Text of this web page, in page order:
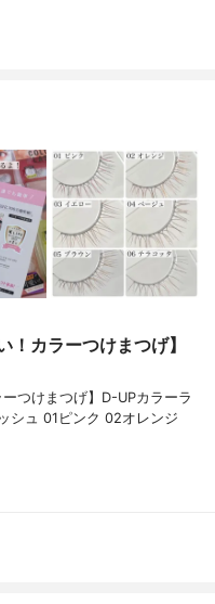
！カラーつけまつげ】
つけまつげ】D-UPカラーラ
ュ 01ピンク 02オレンジ